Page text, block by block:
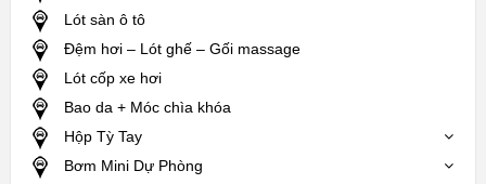
Lót sàn ô tô
Đệm hơi – Lót ghế – Gối massage
Lót cốp xe hơi
Bao da + Móc chìa khóa
Hộp Tỳ Tay
Bơm Mini Dự Phòng